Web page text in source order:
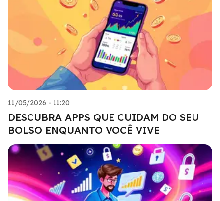
11/05/2026 - 11:20
DESCUBRA APPS QUE CUIDAM DO SEU
BOLSO ENQUANTO VOCÊ VIVE